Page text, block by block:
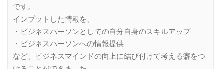
です。
インプットした情報を、
・ビジネスパーソンとしての自分自身のスキルアップ
・ビジネスパーソンへの情報提供
など、ビジネスマインドの向上に結び付けて考える癖をつ